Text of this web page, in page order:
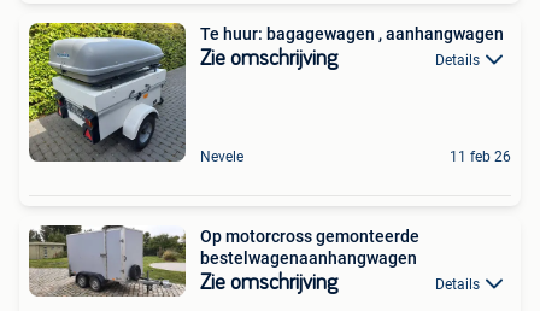
Te huur: bagagewagen , aanhangwagen
Zie omschrijving Details
Nevele 11 feb 26
Op motorcross gemonteerde
bestelwagenaanhangwagen
Zie omschrijving Details